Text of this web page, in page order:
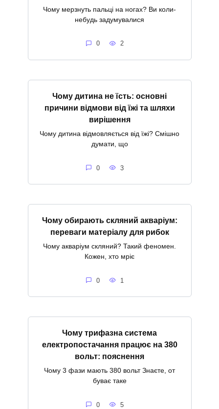
Чому мерзнуть пальці на ногах? Ви коли-
небудь задумувалися
0 2
Чому дитина не їсть: основні
причини відмови від їжі та шляхи
вирішення
Чому дитина відмовляється від їжі? Смішно
думати, що
0 3
Чому обирають скляний акваріум:
переваги матеріалу для рибок
Чому акваріум скляний? Такий феномен.
Кожен, хто мріє
0 1
Чому трифазна система
електропостачання працює на 380
вольт: пояснення
Чому 3 фази мають 380 вольт Знаєте, от
буває таке
0 5